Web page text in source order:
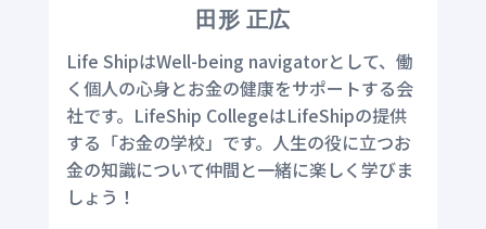
田形 正広
Life ShipはWell-being navigatorとして、働
く個人の心身とお金の健康をサポートする会
社です。LifeShip CollegeはLifeShipの提供
する「お金の学校」です。人生の役に立つお
金の知識について仲間と一緒に楽しく学びま
しょう！